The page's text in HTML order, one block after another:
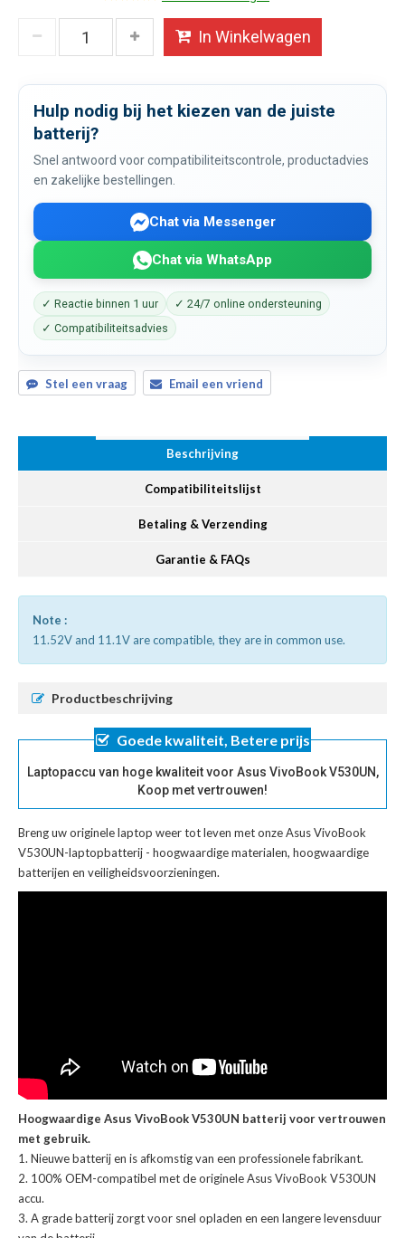
In Winkelwagen
Hulp nodig bij het kiezen van de juiste
batterij?
Snel antwoord voor compatibiliteitscontrole, productadvies
en zakelijke bestellingen.
Chat via Messenger
Chat via WhatsApp
✓ Reactie binnen 1 uur
✓ 24/7 online ondersteuning
✓ Compatibiliteitsadvies
Stel een vraag Email een vriend
Beschrijving
Compatibiliteitslijst
Betaling & Verzending
Garantie & FAQs
Note :
11.52V and 11.1V are compatible, they are in common use.
Productbeschrijving
Goede kwaliteit, Betere prijs
Laptopaccu van hoge kwaliteit voor Asus VivoBook V530UN,
Koop met vertrouwen!
Breng uw originele laptop weer tot leven met onzeAsus VivoBook
V530UN-laptopbatterij - hoogwaardige materialen, hoogwaardige
batterijen en veiligheidsvoorzieningen.
Hoogwaardige Asus VivoBook V530UN batterij voor vertrouwen
met gebruik.
Nieuwe batterij en is afkomstig van een professionele fabrikant.
100% OEM-compatibel met deoriginele Asus VivoBook V530UN
accu.
A grade batterij zorgt voor snel opladen en een langere levensduur